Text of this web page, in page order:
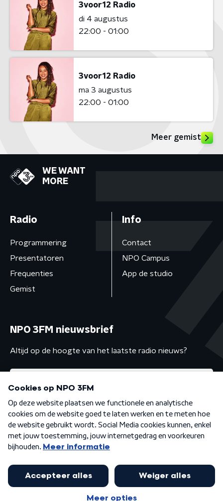
3voor12 Radio
di 4 augustus
22:00 - 01:00
3voor12 Radio
ma 3 augustus
22:00 - 01:00
Meer gemist
WE WANT
MORE
Radio
Programmering
Presentatoren
Frequenties
Gemist
Info
Contact
NPO Campus
App de studio
NPO 3FM nieuwsbrief
Altijd op de hoogte van het laatste radio nieuws?
Algemene voorwaarden Privacybeleid